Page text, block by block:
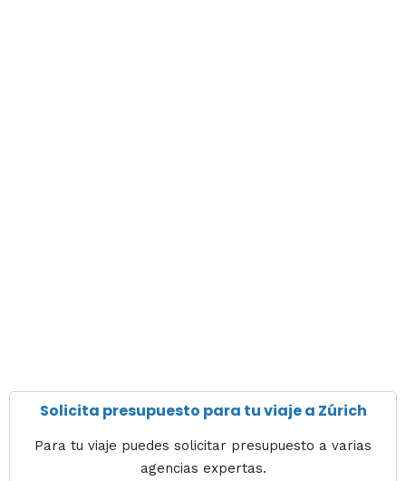
Solicita presupuesto para tu viaje a Zúrich
Para tu viaje puedes solicitar presupuesto a varias
agencias expertas.